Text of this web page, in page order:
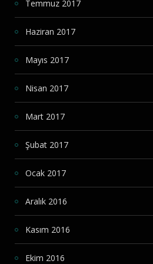
Temmuz 2017
Haziran 2017
Mayıs 2017
Nisan 2017
Mart 2017
Şubat 2017
Ocak 2017
Aralık 2016
Kasım 2016
Ekim 2016